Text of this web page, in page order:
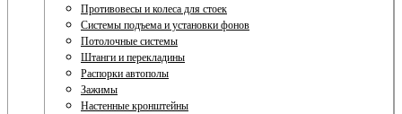
Противовесы и колеса для стоек
Системы подъема и установки фонов
Потолочные системы
Штанги и перекладины
Распорки автополы
Зажимы
Настенные кронштейны